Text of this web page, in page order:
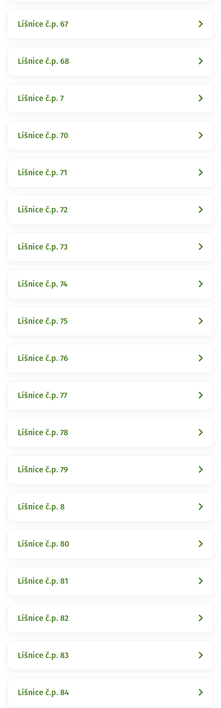
Líšnice č.p. 67
Líšnice č.p. 68
Líšnice č.p. 7
Líšnice č.p. 70
Líšnice č.p. 71
Líšnice č.p. 72
Líšnice č.p. 73
Líšnice č.p. 74
Líšnice č.p. 75
Líšnice č.p. 76
Líšnice č.p. 77
Líšnice č.p. 78
Líšnice č.p. 79
Líšnice č.p. 8
Líšnice č.p. 80
Líšnice č.p. 81
Líšnice č.p. 82
Líšnice č.p. 83
Líšnice č.p. 84